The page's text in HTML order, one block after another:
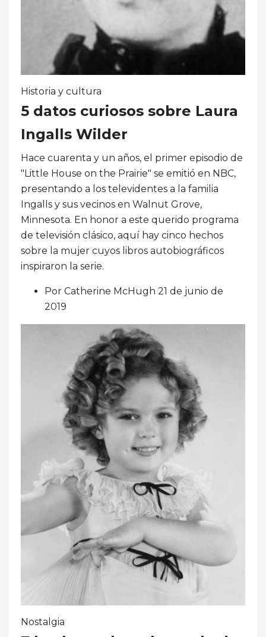
Historia y cultura
5 datos curiosos sobre Laura
Ingalls Wilder
Hace cuarenta y un años, el primer episodio de
"Little House on the Prairie" se emitió en NBC,
presentando a los televidentes a la familia
Ingalls y sus vecinos en Walnut Grove,
Minnesota. En honor a este querido programa
de televisión clásico, aquí hay cinco hechos
sobre la mujer cuyos libros autobiográficos
inspiraron la serie.
Por Catherine McHugh 21 de junio de
2019
Nostalgia